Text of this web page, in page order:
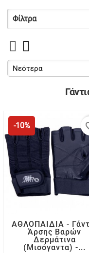
Εκπτώσεις
Φίλτρα
Νεότερα
-10%
ΑΘΛΟΠΑΙΔΙΑ -
Άρσης Βαρών
Δερμάτινα
(μισόγαντα) -...